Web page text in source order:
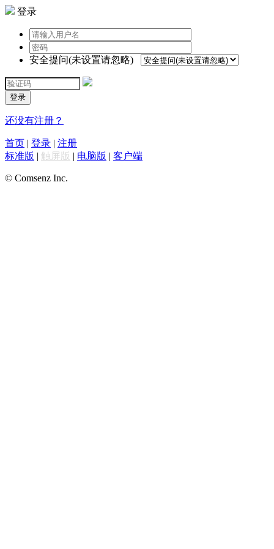
登录
安全提问(未设置请忽略)
登录
还没有注册？
首页 | 登录 | 注册
标准版 | 触屏版 | 电脑版 | 客户端
© Comsenz Inc.